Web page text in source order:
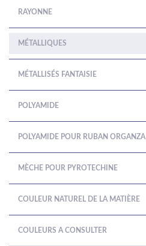
RAYONNE
MÉTALLIQUES
MÉTALLISÉS FANTAISIE
POLYAMIDE
POLYAMIDE POUR RUBAN ORGANZA
MÈCHE POUR PYROTECHINE
COULEUR NATUREL DE LA MATIÈRE
COULEURS A CONSULTER